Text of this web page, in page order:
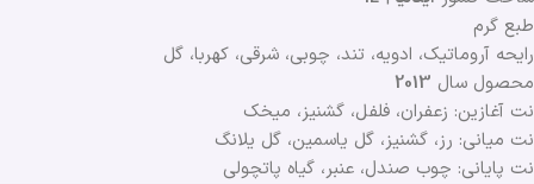
طبع گرم
رایحه آروماتیک، ادویه، تند، چوبی، شرقی، کهربا، گل
محصول سال 2013
نت آغازین: زعفران، فلفل، گشنیز، میخک
نت میانی: رز، گشنیز، گل یاسمین، گل یلانگ
نت پایانی: چوب صندل، عنبر، گیاه پاتچولی